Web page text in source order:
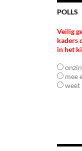
POLLS
Veilig
kaders
in het
onzin
mee
weet